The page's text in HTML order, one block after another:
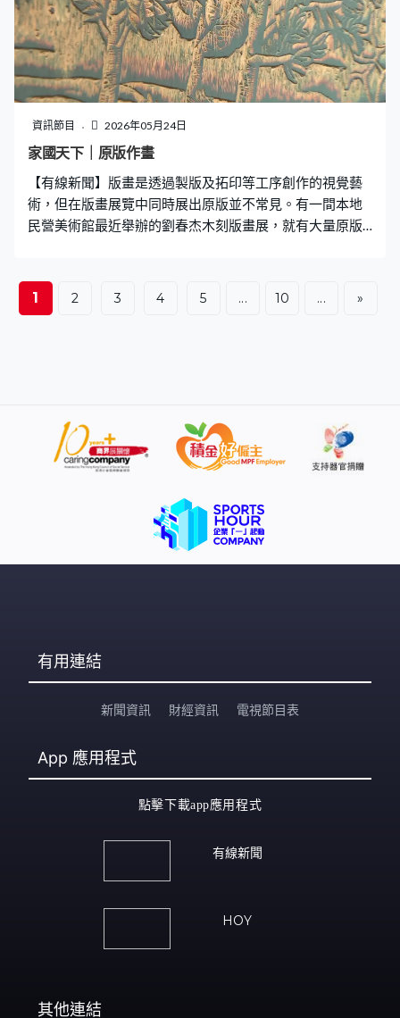
資訊節目 2026年05月24日
家國天下｜原版作畫
【有線新聞】版畫是透過製版及拓印等工序創作的視覺藝
術，但在版畫展覽中同時展出原版並不常見。有一間本地
民營美術館最近舉辦的劉春杰木刻版畫展，就有大量原版
作品並沒有早期北大荒版畫中常見的勞動生產和大色塊，
而是人與動植物之間和諧共處、富有詩意的畫面，以及細
1 2 3 4 5 ... 10 ... »
有用連結
新聞資訊 財經資訊 電視節目表
App 應用程式
點擊下載app應用程式
有線新聞
HOY
其他連結